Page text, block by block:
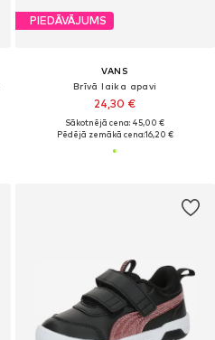
PIEDĀVĀJUMS
VANS
Brīvā laika apavi
24,30 €
Sākotnējā cena: 45,00 €
Pēdējā zemākā cena:16,20 €